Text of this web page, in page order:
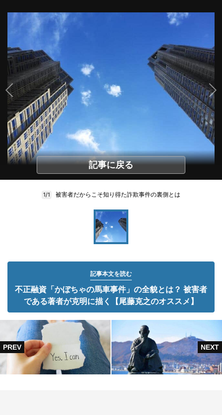
記事に戻る
1/1 被害者だからこそ知り得た詐欺事件の裏側とは
記事本文を読む
不正融資「かぼちゃの馬車事件」の全貌とは？ 被害者
である著者が克明に描く【尾藤克之のオススメ】